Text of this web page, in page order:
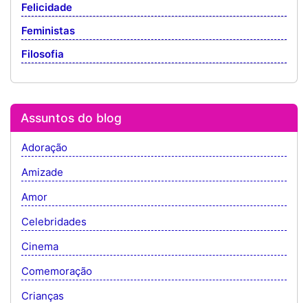
Felicidade
Feministas
Filosofia
Assuntos do blog
Adoração
Amizade
Amor
Celebridades
Cinema
Comemoração
Crianças